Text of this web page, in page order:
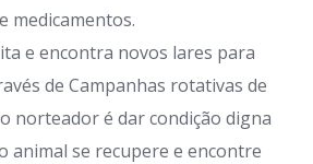
medicamentos.
e encontra novos lares para
de Campanhas rotativas de
norteador é dar condição digna
animal se recupere e encontre